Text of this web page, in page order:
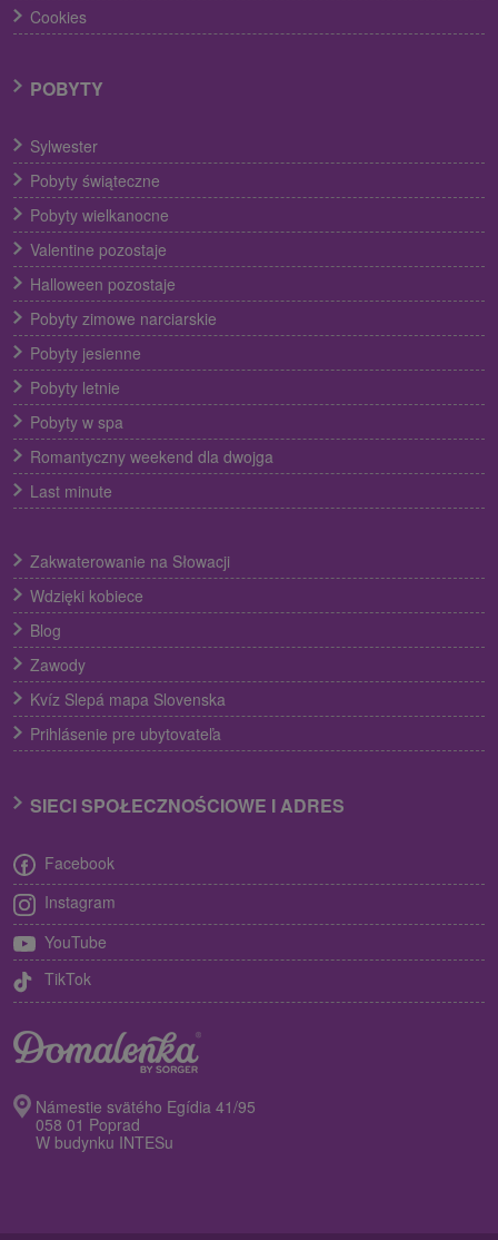
Cookies
POBYTY
Sylwester
Pobyty świąteczne
Pobyty wielkanocne
Valentine pozostaje
Halloween pozostaje
Pobyty zimowe narciarskie
Pobyty jesienne
Pobyty letnie
Pobyty w spa
Romantyczny weekend dla dwojga
Last minute
Zakwaterowanie na Słowacji
Wdzięki kobiece
Blog
Zawody
Kvíz Slepá mapa Slovenska
Prihlásenie pre ubytovateľa
SIECI SPOŁECZNOŚCIOWE I ADRES
Facebook
Instagram
YouTube
TikTok
Námestie svätého Egídia 41/95
058 01 Poprad
W budynku INTESu